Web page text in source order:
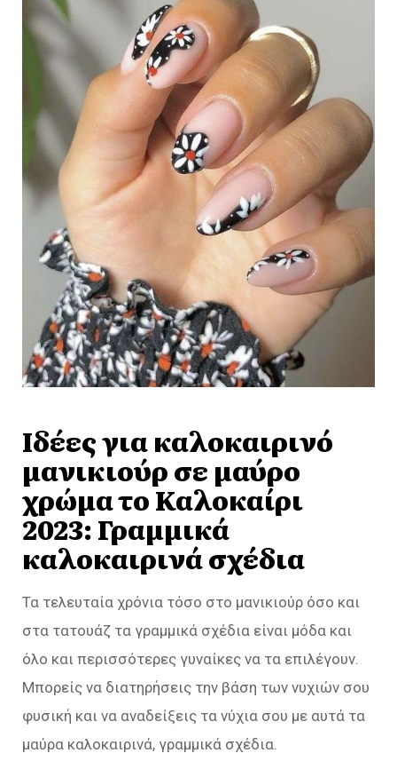
Ιδέες για καλοκαιρινό
μανικιούρ σε μαύρο
χρώμα το Καλοκαίρι
2023: Γραμμικά
καλοκαιρινά σχέδια
Τα τελευταία χρόνια τόσο στο μανικιούρ όσο και
στα τατουάζ τα γραμμικά σχέδια είναι μόδα και
όλο και περισσότερες γυναίκες να τα επιλέγουν.
Μπορείς να διατηρήσεις την βάση των νυχιών σου
φυσική και να αναδείξεις τα νύχια σου με αυτά τα
μαύρα καλοκαιρινά, γραμμικά σχέδια.